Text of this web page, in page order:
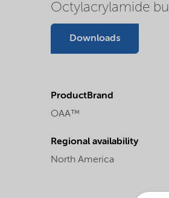
Octylacrylamide
Downloads
ProductBrand
OAA™
Regional availability
North America